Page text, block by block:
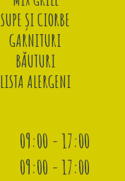
SUPE ȘI CIORBE
GARNITURI
BĂUTURI
LISTA ALERGENI
09:00 - 17:00
09:00 - 17:00